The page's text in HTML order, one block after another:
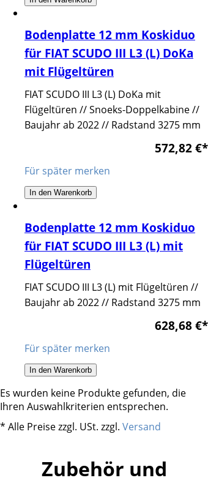
Bodenplatte 12 mm Koskiduo
für FIAT SCUDO III L3 (L) DoKa
mit Flügeltüren
FIAT SCUDO III L3 (L) DoKa mit
Flügeltüren // Snoeks-Doppelkabine //
Baujahr ab 2022 // Radstand 3275 mm
572,82 €*
Für später merken
In den Warenkorb
Bodenplatte 12 mm Koskiduo
für FIAT SCUDO III L3 (L) mit
Flügeltüren
FIAT SCUDO III L3 (L) mit Flügeltüren //
Baujahr ab 2022 // Radstand 3275 mm
628,68 €*
Für später merken
In den Warenkorb
Es wurden keine Produkte gefunden, die
Ihren Auswahlkriterien entsprechen.
* Alle Preise zzgl. USt. zzgl. Versand
Zubehör und